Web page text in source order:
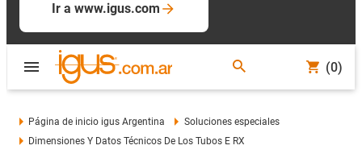
Ir a www.igus.com
(0)
Página de inicio igus Argentina
Soluciones especiales
Dimensiones Y Datos Técnicos De Los Tubos E RX